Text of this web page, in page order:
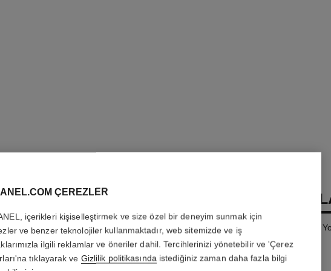
ROUGE COCO
Tek Dokunuşta Parlaklik, Renk,
Daha fazla ayrıntı
Ref. 174124
ÇEREZLER
içerikleri kişiselleştirmek ve size özel bir deneyim sunmak için
ve benzer teknolojiler kullanmaktadır, web sitemizde ve iş
ilgili reklamlar ve öneriler dahil. Tercihlerinizi yönetebilir ve 'Çerez
tıklayarak ve Gizlilik politikasındaistediğiniz zaman daha fazla bilgi